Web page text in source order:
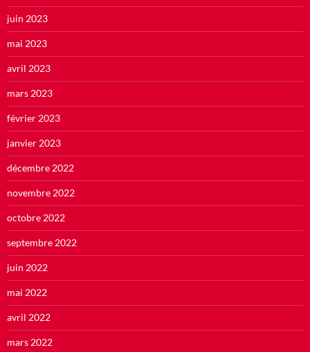
juin 2023
mai 2023
avril 2023
mars 2023
février 2023
janvier 2023
décembre 2022
novembre 2022
octobre 2022
septembre 2022
juin 2022
mai 2022
avril 2022
mars 2022